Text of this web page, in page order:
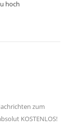
hoch
zum
KOSTENLOS!